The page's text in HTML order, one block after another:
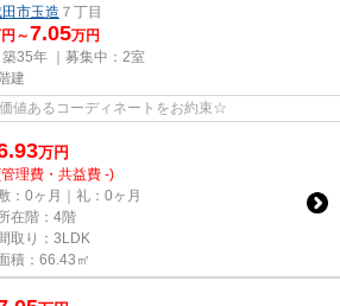
田市玉造 ７丁目
～7.05万円
35年 ｜募集中： 2室
建
値あるコーディネートをお約束☆
万円
理費・共益費 -)
：0ヶ月｜礼：0ヶ月
在階：4階
取り：3LDK
積：66.43㎡